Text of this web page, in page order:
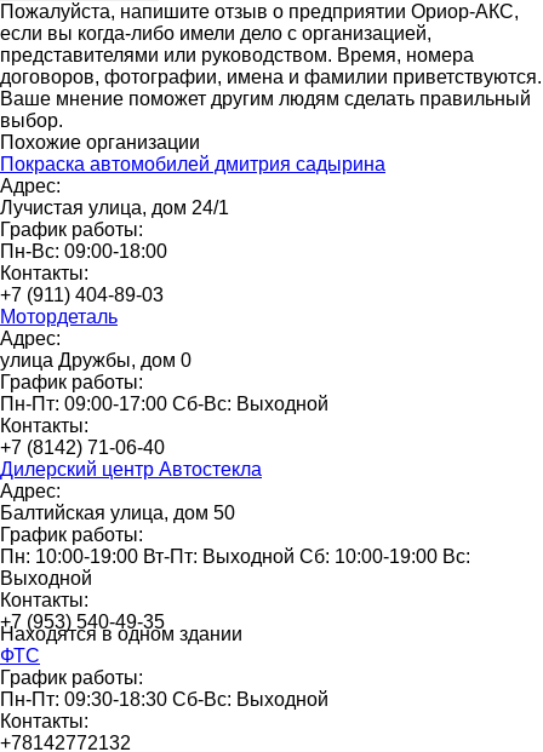
Пожалуйста, напишите отзыв о предприятии Ориор-АКС,
если вы когда-либо имели дело с организацией,
представителями или руководством. Время, номера
договоров, фотографии, имена и фамилии приветствуются.
Ваше мнение поможет другим людям сделать правильный
выбор.
Похожие организации
Покраска автомобилей дмитрия садырина
Адрес:
Лучистая улица, дом 24/1
График работы:
Пн-Вс: 09:00-18:00
Контакты:
+7 (911) 404-89-03
Мотордеталь
Адрес:
улица Дружбы, дом 0
График работы:
Пн-Пт: 09:00-17:00 Сб-Вс: Выходной
Контакты:
+7 (8142) 71-06-40
Дилерский центр Автостекла
Адрес:
Балтийская улица, дом 50
График работы:
Пн: 10:00-19:00 Вт-Пт: Выходной Сб: 10:00-19:00 Вс:
Выходной
Контакты:
+7 (953) 540-49-35
Находятся в одном здании
ФТС
График работы:
Пн-Пт: 09:30-18:30 Сб-Вс: Выходной
Контакты:
+78142772132